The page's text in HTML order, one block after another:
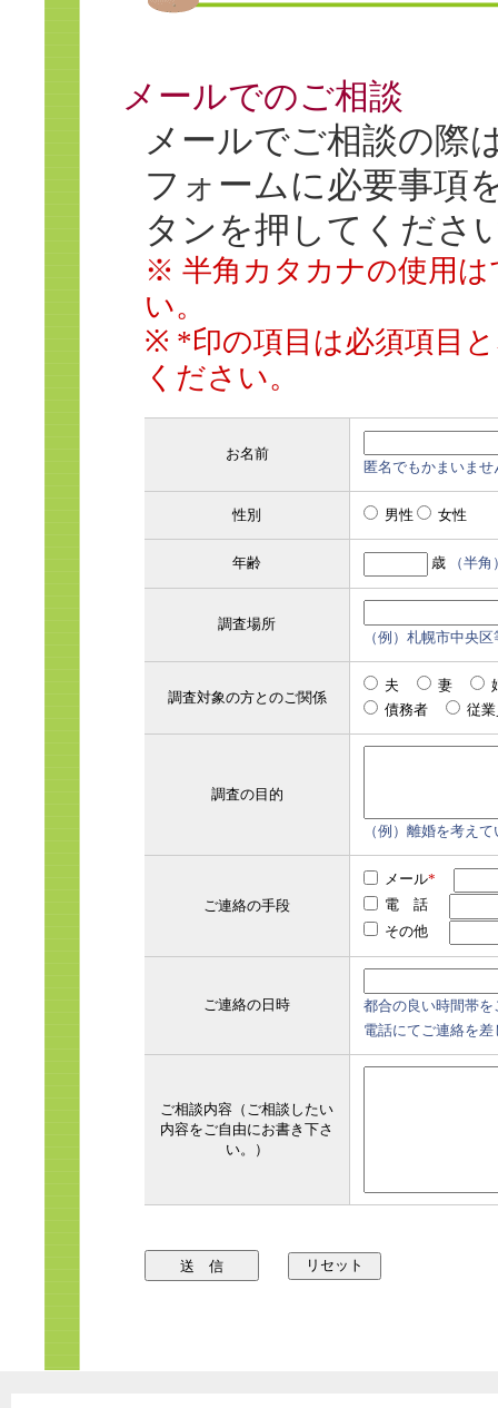
メールでのご相談
メールでご相談の際
フォームに必要事項
タンを押してくださ
※ 半角カタカナの使用
い。
※ *印の項目は必須項目
ください。
お名前
匿名でもかまいませ
性別 男性 女性
年齢 歳 （半角
調査場所
（例）札幌市中央区
調査対象の方とのご関係
夫 妻
債務者
従
調査の目的
（例）離婚を考え
ご連絡の手段
メール*
電 話
その他
ご連絡の日時
都合の良い時間帯
電話にてご連絡を
ご相談内容（ご相談したい
内容をご自由にお書き下さ
い。）